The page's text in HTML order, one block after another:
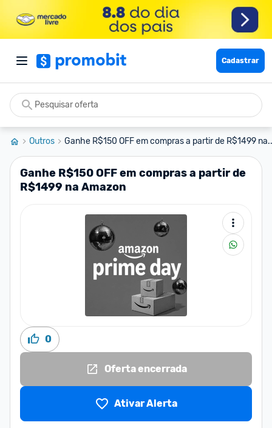
Cadastrar
Outros Ganhe R$150 OFF em compras a partir de R$1499
Ganhe R$150 OFF em compras a partir de
R$1499 na Amazon
0
Oferta encerrada
Ativar Alerta